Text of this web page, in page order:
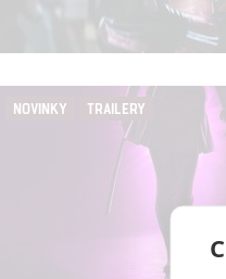
NOVINKY TRAILERY